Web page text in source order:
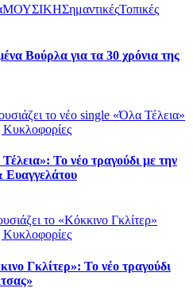
ΜΟΥΣΙΚΗΣημαντικέςΤοπικές
Βούρλα για τα 30 χρόνια της
Κυκλοφορίες
Το νέο τραγούδι με την
Κυκλοφορίες
Γκλίτερ»: Το νέο τραγούδι